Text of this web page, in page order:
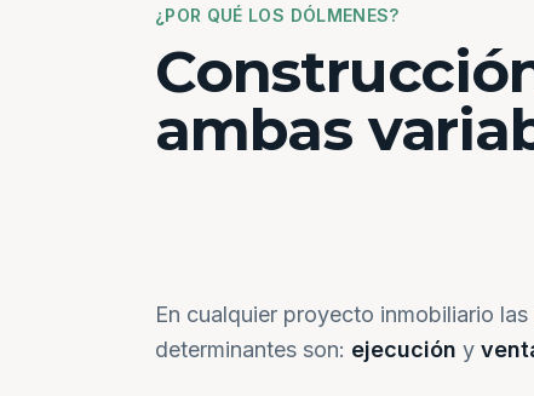
¿POR QUÉ LOS DÓLMENES?
ambas
En cualquier proyecto inmobiliario
determinantes son: ejecución y